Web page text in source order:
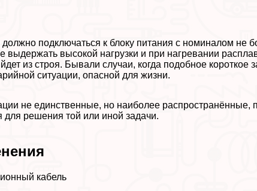
должно подключаться к блоку питания с номиналом не
выдержать высокой нагрузки и при нагревании
из строя. Бывали случаи, когда подобное
ситуации, опасной для жизни.
не единственные, но наиболее распространённые,
решения той или иной задачи.
кабель